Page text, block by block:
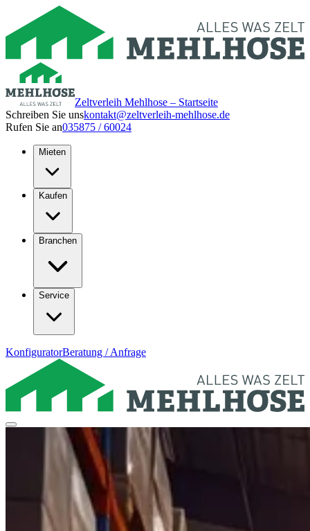
Zeltverleih Mehlhose – Startseite
Schreiben Sie unskontakt@zeltverleih-mehlhose.de
Rufen Sie an035875 / 60024
Mieten
Kaufen
Branchen
Service
KonfiguratorBeratung / Anfrage